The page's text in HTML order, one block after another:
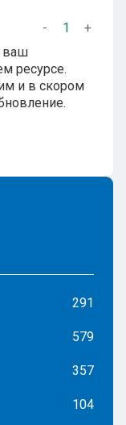
- 1
+
ваш
ресурсе.
и в скором
291
579
357
104